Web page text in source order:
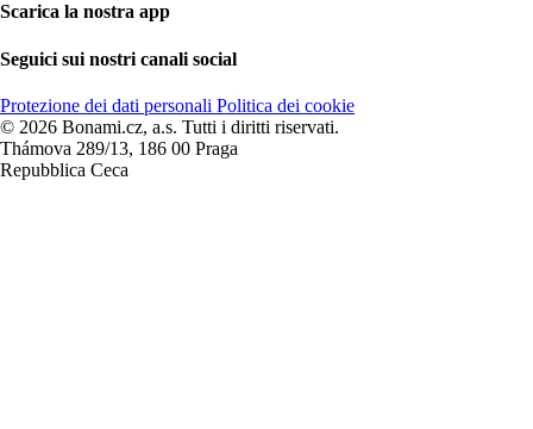
Scarica la nostra app
Seguici sui nostri canali social
Protezione dei dati personali Politica dei cookie
© 2026 Bonami.cz, a.s. Tutti i diritti riservati.
Thámova 289/13, 186 00 Praga
Repubblica Ceca